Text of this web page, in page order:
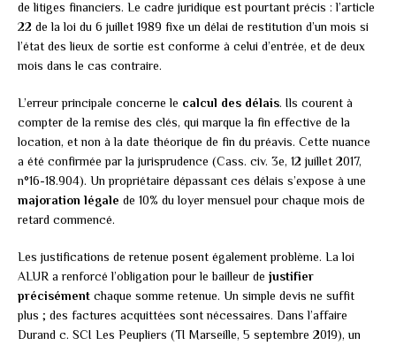
de litiges financiers. Le cadre juridique est pourtant précis : l’article
22 de la loi du 6 juillet 1989 fixe un délai de restitution d’un mois si
l’état des lieux de sortie est conforme à celui d’entrée, et de deux
mois dans le cas contraire.
L’erreur principale concerne le calcul des délais. Ils courent à
compter de la remise des clés, qui marque la fin effective de la
location, et non à la date théorique de fin du préavis. Cette nuance
a été confirmée par la jurisprudence (Cass. civ. 3e, 12 juillet 2017,
n°16-18.904). Un propriétaire dépassant ces délais s’expose à une
majoration légale de 10% du loyer mensuel pour chaque mois de
retard commencé.
Les justifications de retenue posent également problème. La loi
ALUR a renforcé l’obligation pour le bailleur de justifier
précisément chaque somme retenue. Un simple devis ne suffit
plus ; des factures acquittées sont nécessaires. Dans l’affaire
Durand c. SCI Les Peupliers (TI Marseille, 5 septembre 2019), un